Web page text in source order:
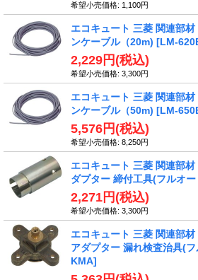
希望小売価格: 1,100円
エコキュート 三菱 関連
ンケーブル（20m) [LM-
2,229円 (税込)
希望小売価格: 3,300円
エコキュート 三菱 関連
ンケーブル（50m) [LM-
5,576円 (税込)
希望小売価格: 8,250円
エコキュート 三菱 関連部
ダプター 締付工具(フルオー
2,271円 (税込)
希望小売価格: 3,300円
エコキュート 三菱 関連部
アダプター 漏れ検査治具(フ
KMA]